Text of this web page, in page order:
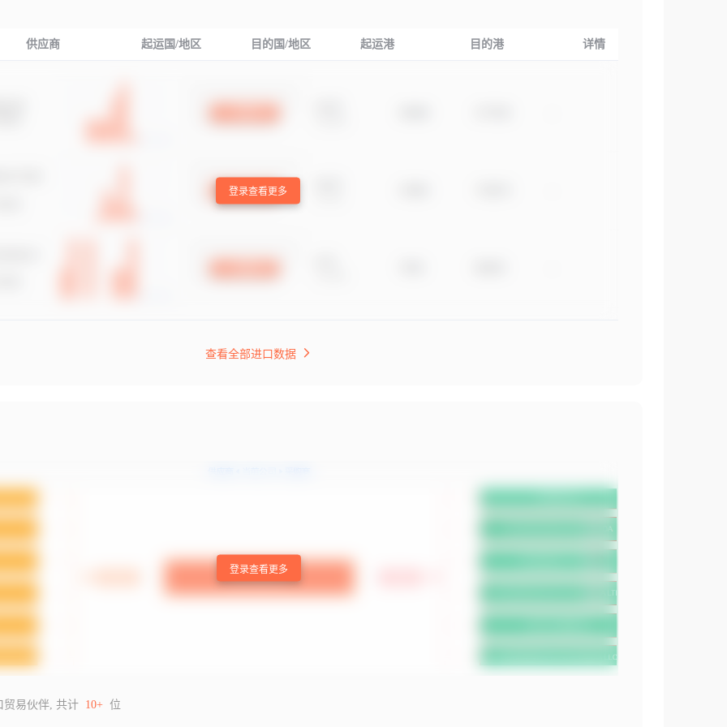
供应商 起运国/地区 目的国/地区 起运港 目的港 详情
登录查看更多
查看全部进口数据
登录查看更多
贸易伙伴, 共计 10+ 位